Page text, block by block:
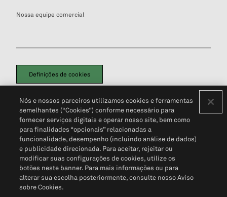
Nossa equipe comercial
Definições de cookies
Política de PrivacidadePortal de privacidade do cliente (em inglês)
Não Venda Minhas Informações Pessoais© 2026 S&P Global
Nós e nossos parceiros utilizamos cookies e ferramentas
semelhantes (“Cookies”) conforme necessário para
fornecer serviços digitais e operar nosso site, bem como
para finalidades “opcionais” relacionadas a
funcionalidade, desempenho (incluindo análise de dados)
e publicidade direcionada. Para aceitar, rejeitar ou
modificar suas configurações de cookies, utilize os
botões neste banner. Para mais informações ou para
alterar sua escolha posteriormente, consulte nosso Aviso
sobre Cookies.